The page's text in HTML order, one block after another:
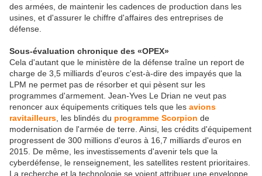
des armées, de maintenir les cadences de production dans les
usines, et d'assurer le chiffre d'affaires des entreprises de
défense.
Sous-évaluation chronique des «OPEX»
Cela d'autant que le ministère de la défense traîne un report de
charge de 3,5 milliards d'euros c'est-à-dire des impayés que la
LPM ne permet pas de résorber et qui pèsent sur les
programmes d'armement. Jean-Yves Le Drian ne veut pas
renoncer aux équipements critiques tels que les avions
ravitailleurs , les blindés du programme Scorpion de
modernisation de l'armée de terre. Ainsi, les crédits d'équipement
progressent de 300 millions d'euros à 16,7 milliards d'euros en
2015. De même, les investissements d'avenir tels que la
cyberdéfense, le renseignement, les satellites restent prioritaires.
La recherche et la technologie se voient attribuer une enveloppe